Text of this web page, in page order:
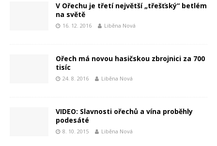
V Ořechu je třetí největší „třešťský“ betlém
na světě
16. 12. 2016 Liběna Nová
Ořech má novou hasičskou zbrojnici za 700
tisíc
24. 8. 2016 Liběna Nová
VIDEO: Slavnosti ořechů a vína proběhly
podesáté
8. 10. 2015 Liběna Nová